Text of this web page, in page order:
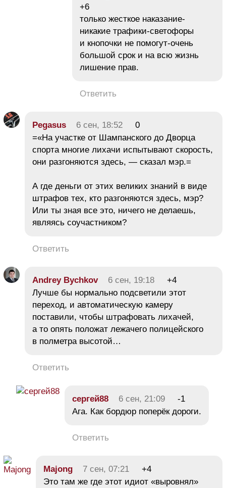
+6
только жесткое наказание-
никакие трафики-светофоры
и кнопочки не помогут-очень
большой срок и на всю жизнь
лишение прав.
Ответить
Pegasus 6 сен, 18:52
0
=«На участке от Шампанского до Дворца
спорта многие лихачи испытывают скорость,
они разгоняются здесь, — сказал мэр.=
А где деньги от этих великих знаний в виде
штрафов тех, кто разгоняются здесь, мэр?
Или ты зная все это, ничего не делаешь,
являясь соучастником?
Ответить
Andrey Bychkov 6 сен, 19:18
+4
Лучше бы нормально подсветили этот
переход, и автоматическую камеру
поставили, чтобы штрафовать лихачей,
а то опять положат лежачего полицейского
в полметра высотой…
Ответить
сергей88 6 сен, 21:09
-1
Ага. Как бордюр поперёк дороги.
Ответить
Majong 7 сен, 07:21
+4
Это там же где этот идиот «выровнял»